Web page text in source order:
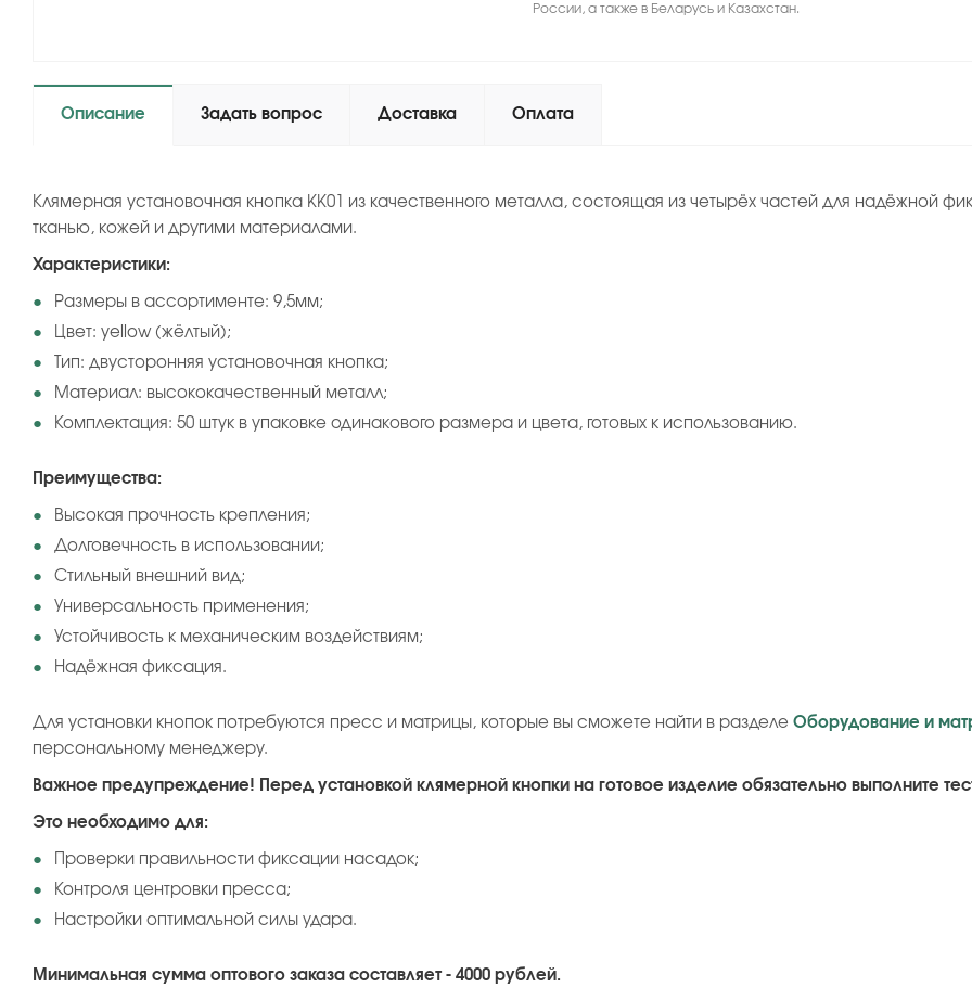
России, а также в Беларусь и Казахстан.
Описание Задать вопрос Доставка Оплата
Клямерная установочная кнопка KK01 из качественного металла, состоящая из четырёх частей для надёжной
тканью, кожей и другими материалами.
Характеристики:
Размеры в ассортименте: 9,5мм;
Цвет: yellow (жёлтый);
Тип: двусторонняя установочная кнопка;
Материал: высококачественный металл;
Комплектация: 50 штук в упаковке одинакового размера и цвета, готовых к использованию.
Преимущества:
Высокая прочность крепления;
Долговечность в использовании;
Стильный внешний вид;
Универсальность применения;
Устойчивость к механическим воздействиям;
Надёжная фиксация.
Для установки кнопок потребуются пресс и матрицы, которые вы сможете найти в разделе Оборудование и
персональному менеджеру.
Важное предупреждение! Перед установкой клямерной кнопки на готовое изделие обязательно выполните
Это необходимо для:
Проверки правильности фиксации насадок;
Контроля центровки пресса;
Настройки оптимальной силы удара.
Минимальная сумма оптового заказа составляет - 4000 рублей.